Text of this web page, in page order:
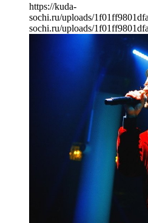
https://kuda-
sochi.ru/uploads/
sochi.ru/uploads/